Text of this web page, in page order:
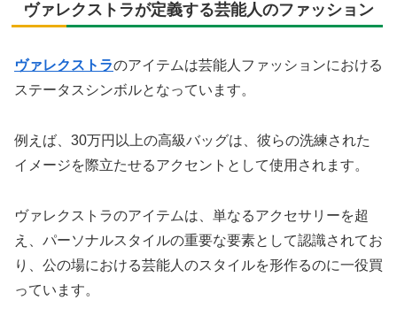
ヴァレクストラが定義する芸能人のファッション
ヴァレクストラのアイテムは芸能人ファッションにおける
ステータスシンボルとなっています。
例えば、30万円以上の高級バッグは、彼らの洗練された
イメージを際立たせるアクセントとして使用されます。
ヴァレクストラのアイテムは、単なるアクセサリーを超
え、パーソナルスタイルの重要な要素として認識されてお
り、公の場における芸能人のスタイルを形作るのに一役買
っています。